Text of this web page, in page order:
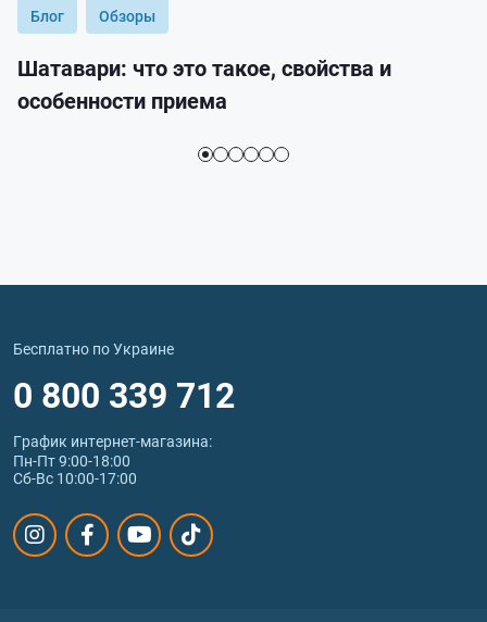
Блог Обзоры
Шатавари: что это такое, свойства и
особенности приема
Бесплатно по Украине
0 800 339 712
График интернет‑магазина:
Пн-Пт 9:00-18:00
Сб-Вс 10:00-17:00